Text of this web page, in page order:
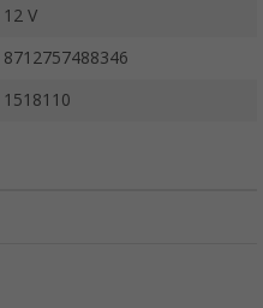
12 V
8712757488346
1518110